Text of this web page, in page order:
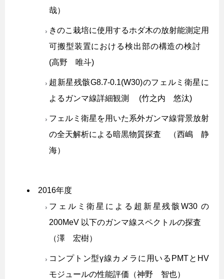
哉）
きのこ栽培に使用するホダ木の放射能測定用
可搬型装置における検出部の構造の検討
(高野 唯斗)
超新星残骸G8.7-0.1(W30)のフェルミ衛星に
よるガンマ線詳細観測 (竹之内 悠汰)
フェルミ衛星を用いた系外ガンマ線背景放射
の全天解析による暗黒物質探査 （西嶋 静
海）
2016年度
フェルミ衛星による超新星残骸W30 の
200MeV 以下のガンマ線スペクトルの探査
（澤 宏樹）
コンプトン型γ線カメラに用いるPMTとHV
モジュールの性能評価（神野 智也）